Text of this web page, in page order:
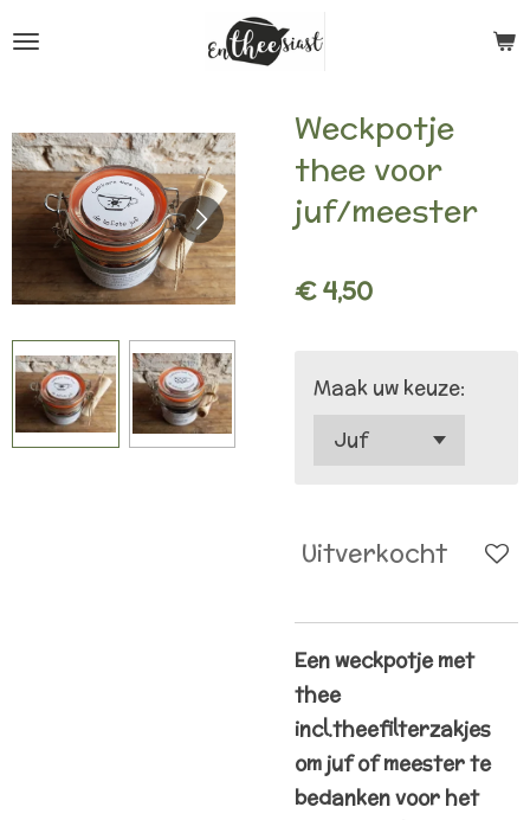
de
hoofdinhoud
Weckpotje
thee voor
juf/meester
€ 4,50
Maak uw keuze:
Uitverkocht
Een weckpotje met
thee
incl.theefilterzakjes
om juf of meester te
bedanken voor het